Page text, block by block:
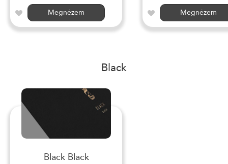
Megnézem
Megnézem
Black
Black Black